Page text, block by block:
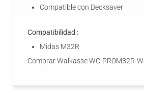
Compatible con Decksaver
Compatibilidad :
Midas M32R
Comprar Walkasse WC-PROM32R-W